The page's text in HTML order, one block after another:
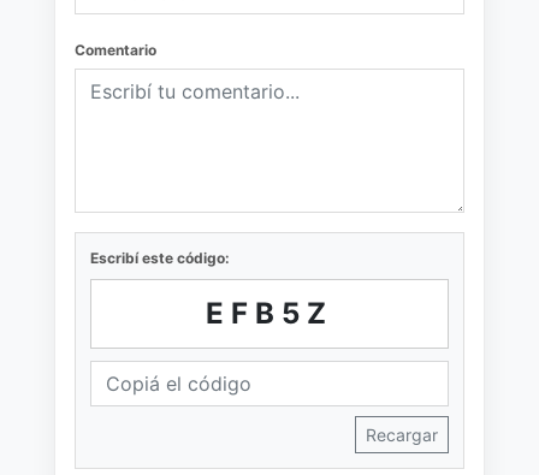
Comentario
Escribí este código:
EFB5Z
Recargar